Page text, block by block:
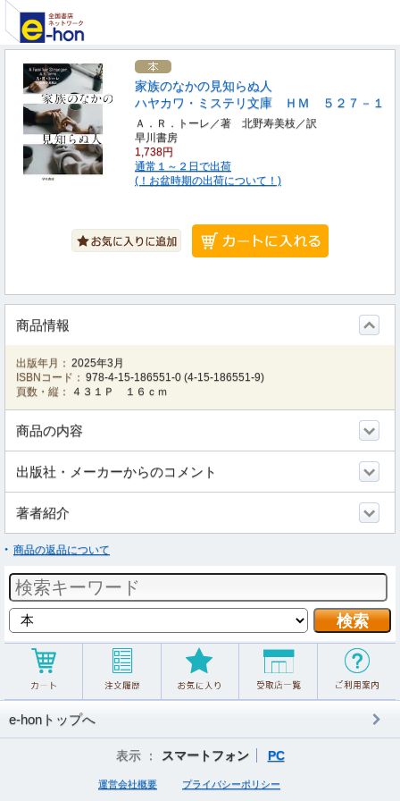
家族のなかの見知らぬ人
ハヤカワ・ミステリ文庫 ＨＭ ５２７－１
Ａ．Ｒ．トーレ／著 北野寿美枝／訳
早川書房
1,738円
通常１～２日で出荷
(！お盆時期の出荷について！)
商品情報
出版年月： 2025年3月
ISBNコード： 978-4-15-186551-0 (4-15-186551-9)
頁数・縦：
４３１Ｐ １６ｃｍ
商品の内容
出版社・メーカーからのコメント
著者紹介
商品の返品について
e-honトップへ
表示 ： スマートフォン PC
運営会社概要 プライバシーポリシー